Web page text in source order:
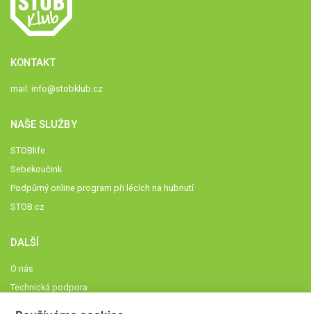
KONTAKT
mail: info@stobklub.cz
NAŠE SLUŽBY
STOBlife
Sebekoučink
Podpůrný online program při lécích na hubnutí
STOB.cz
DALŠÍ
O nás
Technická podpora